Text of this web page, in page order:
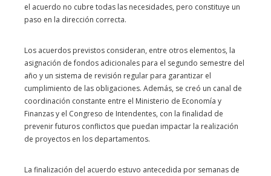
el acuerdo no cubre todas las necesidades, pero constituye un
paso en la dirección correcta.
Los acuerdos previstos consideran, entre otros elementos, la
asignación de fondos adicionales para el segundo semestre del
año y un sistema de revisión regular para garantizar el
cumplimiento de las obligaciones. Además, se creó un canal de
coordinación constante entre el Ministerio de Economía y
Finanzas y el Congreso de Intendentes, con la finalidad de
prevenir futuros conflictos que puedan impactar la realización
de proyectos en los departamentos.
La finalización del acuerdo estuvo antecedida por semanas de